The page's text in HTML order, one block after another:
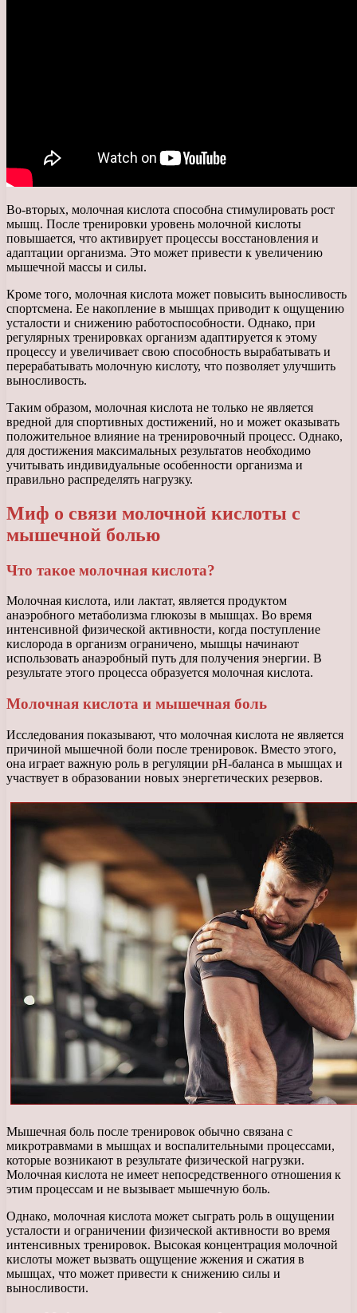
Во-вторых, молочная кислота способна стимулировать рост
мышц. После тренировки уровень молочной кислоты
повышается, что активирует процессы восстановления и
адаптации организма. Это может привести к увеличению
мышечной массы и силы.
Кроме того, молочная кислота может повысить выносливость
спортсмена. Ее накопление в мышцах приводит к ощущению
усталости и снижению работоспособности. Однако, при
регулярных тренировках организм адаптируется к этому
процессу и увеличивает свою способность вырабатывать и
перерабатывать молочную кислоту, что позволяет улучшить
выносливость.
Таким образом, молочная кислота не только не является
вредной для спортивных достижений, но и может оказывать
положительное влияние на тренировочный процесс. Однако,
для достижения максимальных результатов необходимо
учитывать индивидуальные особенности организма и
правильно распределять нагрузку.
Миф о связи молочной кислоты с
мышечной болью
Что такое молочная кислота?
Молочная кислота, или лактат, является продуктом
анаэробного метаболизма глюкозы в мышцах. Во время
интенсивной физической активности, когда поступление
кислорода в организм ограничено, мышцы начинают
использовать анаэробный путь для получения энергии. В
результате этого процесса образуется молочная кислота.
Молочная кислота и мышечная боль
Исследования показывают, что молочная кислота не является
причиной мышечной боли после тренировок. Вместо этого,
она играет важную роль в регуляции pH-баланса в мышцах и
участвует в образовании новых энергетических резервов.
Мышечная боль после тренировок обычно связана с
микротравмами в мышцах и воспалительными процессами,
которые возникают в результате физической нагрузки.
Молочная кислота не имеет непосредственного отношения к
этим процессам и не вызывает мышечную боль.
Однако, молочная кислота может сыграть роль в ощущении
усталости и ограничении физической активности во время
интенсивных тренировок. Высокая концентрация молочной
кислоты может вызвать ощущение жжения и сжатия в
мышцах, что может привести к снижению силы и
выносливости.